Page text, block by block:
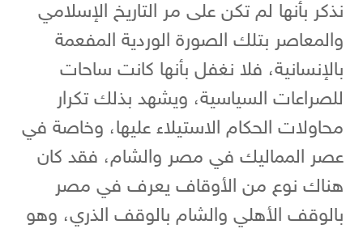
نذكر بأنها لم تكن على مر التاريخ الإسلامي
والمعاصر بتلك الصورة الوردية المفعمة
بالإنسانية، فلا نغفل بأنها كانت ساحات
للصراعات السياسية، ويشهد بذلك تكرار
محاولات الحكام الاستيلاء عليها، وخاصة في
عصر المماليك في مصر والشام، فقد كان
هناك نوع من الأوقاف يعرف في مصر
بالوقف الأهلي والشام بالوقف الذري، وهو